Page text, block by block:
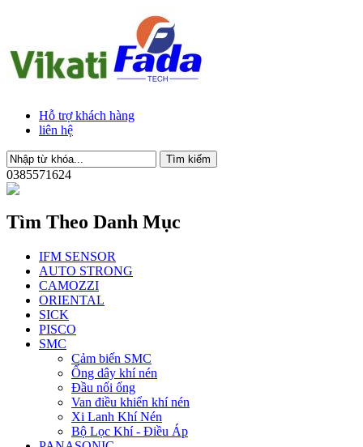
Hỗ trợ khách hàng
liên hệ
0385571624
Tìm Theo Danh Mục
IFM SENSOR
AUTO STRONG
CAMOZZI
ORIENTAL
SICK
PISCO
SMC
Cảm biến SMC
Ống dây khí nén
Đầu nối ống
Van điều khiển khí nén
Xi Lanh Khí Nén
Bộ Lọc Khí - Điều Áp